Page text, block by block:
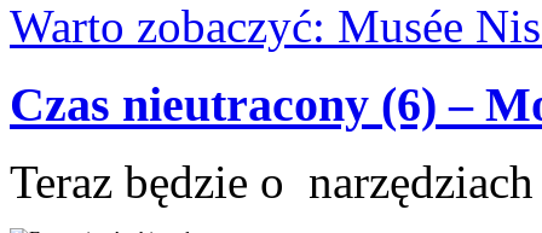
Warto zobaczyć: Musée
Czas nieutracony (6) –
Teraz będzie o